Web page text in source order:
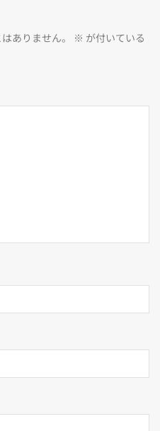
ありません。 ※ が付いている